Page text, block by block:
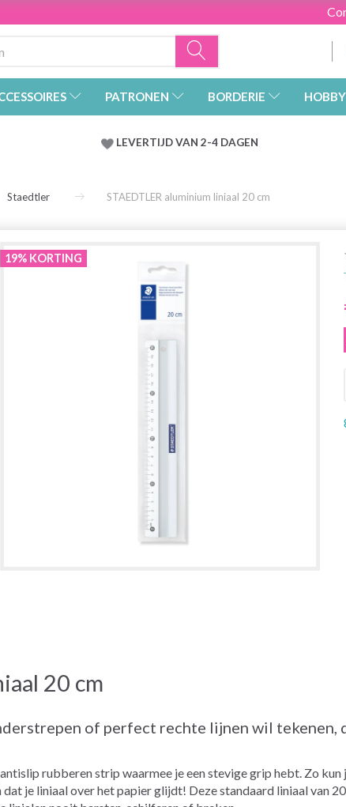
PATRONEN BORDERIE HOBBY
LEVERTIJD VAN 2-4 DAGEN
Staedtler STAEDTLER aluminium liniaal 20 cm
19% KORTING
20 cm
of perfect rechte lijnen wil tekenen,
rubberen strip waarmee je een stevige grip hebt. Zo
je liniaal over het papier glijdt! Deze standaard liniaal van